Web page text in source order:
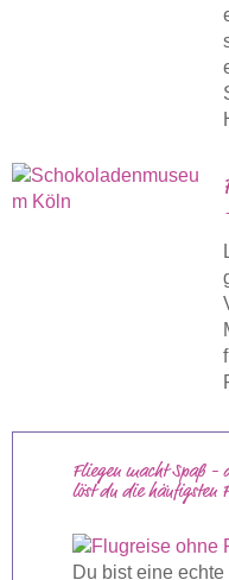
Fliegen macht Spaß -
löst du die häufigsten
Du bist eine